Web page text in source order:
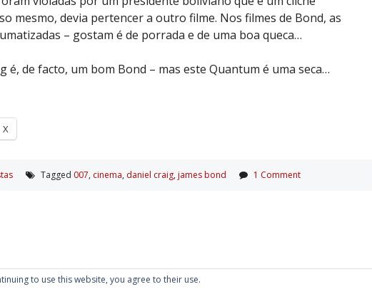
mesmo, devia pertencer a outro filme. Nos filmes de Bond, as
– gostam é de porrada e de uma boa queca…
é, de facto, um bom Bond – mas este Quantum é uma seca…
X
Tagged 007, cinema, daniel craig, james bond 1 Comment
to use this website, you agree to their use.